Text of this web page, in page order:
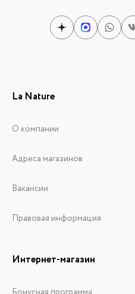
La Nature
О компании
Адреса магазинов
Вакансии
Правовая информация
Интернет-магазин